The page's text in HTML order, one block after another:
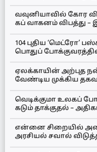
வவுனியாவில் கோர
கப் வாகனம் விபத்து –
104 புதிய
பொதுப்
ஏலக்காயின் அற்புத
வேண்டிய முக்கிய
வெடிக்குமா உலகப்
கடும் தாக்குதல் –
என்னை சிறையில்
அரசியல் சவால்